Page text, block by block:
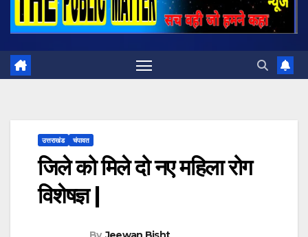
उत्तराखंड चंपावत
जिले को मिले दो नए महिला रोग
विशेषज्ञ |